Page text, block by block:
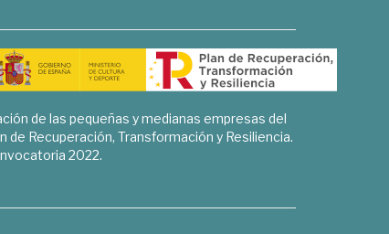
de las pequeñas y medianas empresas del
de Recuperación, Transformación y Resiliencia.
2022.